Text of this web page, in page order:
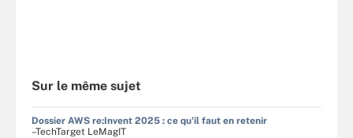
Sur le même sujet
Dossier AWS re:Invent 2025 : ce qu'il faut en retenir
–TechTarget LeMagIT